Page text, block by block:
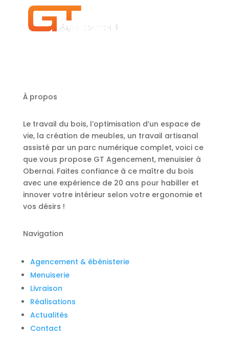
À propos
Le travail du bois, l’optimisation d’un espace de
vie, la création de meubles, un travail artisanal
assisté par un parc numérique complet, voici ce
que vous propose GT Agencement, menuisier à
Obernai.​ Faites confiance à ce maître du bois
avec une expérience de 20 ans pour habiller et
innover votre intérieur selon votre ergonomie et
vos désirs !
Navigation
Agencement & ébénisterie
Menuiserie
Livraison
Réalisations
Actualités
Contact